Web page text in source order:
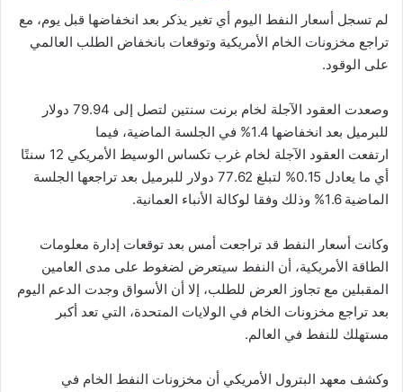
لم تسجل أسعار النفط اليوم أي تغير يذكر بعد انخفاضها قبل يوم، مع
تراجع مخزونات الخام الأمريكية وتوقعات بانخفاض الطلب العالمي
على الوقود.
وصعدت العقود الآجلة لخام برنت سنتين لتصل إلى 79.94 دولار
للبرميل بعد انخفاضها 1.4% في الجلسة الماضية، فيما
ارتفعت العقود الآجلة لخام غرب تكساس الوسيط الأمريكي 12 سنتًا
أي ما يعادل 0.15% لتبلغ 77.62 دولار للبرميل بعد تراجعها الجلسة
الماضية 1.6% وذلك وفقا لوكالة الأنباء العمانية.
وكانت أسعار النفط قد تراجعت أمس بعد توقعات إدارة معلومات
الطاقة الأمريكية، أن النفط سيتعرض لضغوط على مدى العامين
المقبلين مع تجاوز العرض للطلب، إلا أن الأسواق وجدت الدعم اليوم
بعد تراجع مخزونات الخام في الولايات المتحدة، التي تعد أكبر
مستهلك للنفط في العالم.
وكشف معهد البترول الأمريكي أن مخزونات النفط الخام في